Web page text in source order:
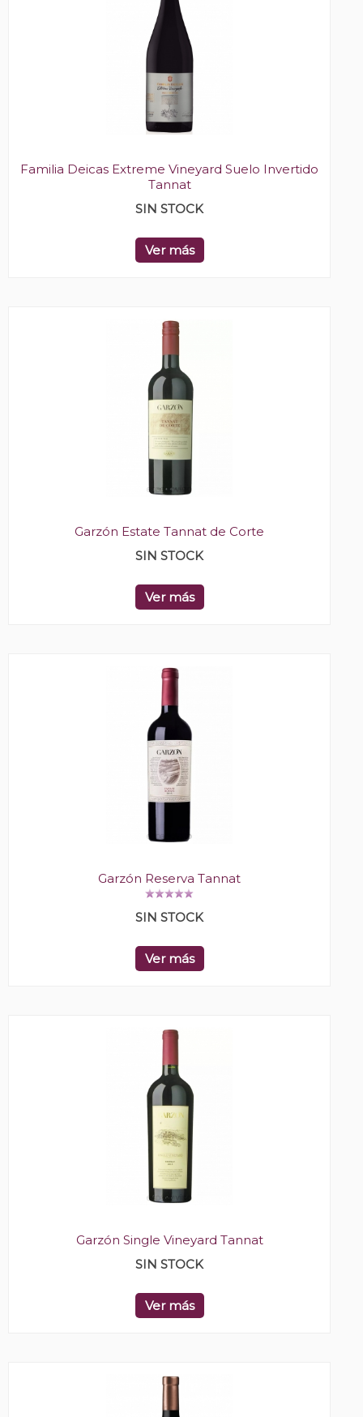
Familia Deicas Extreme Vineyard Suelo Invertido
Tannat
SIN STOCK
Ver más
Garzón Estate Tannat de Corte
SIN STOCK
Ver más
Garzón Reserva Tannat
SIN STOCK
Ver más
Garzón Single Vineyard Tannat
SIN STOCK
Ver más